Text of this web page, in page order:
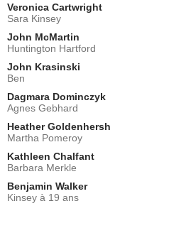
Veronica Cartwright
Sara Kinsey
John McMartin
Huntington Hartford
John Krasinski
Ben
Dagmara Dominczyk
Agnes Gebhard
Heather Goldenhersh
Martha Pomeroy
Kathleen Chalfant
Barbara Merkle
Benjamin Walker
Kinsey à 19 ans